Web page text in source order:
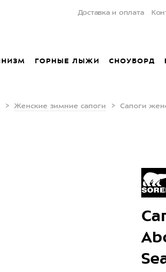
Доставка и оплата
ГОРНЫЕ ЛЫЖИ СНОУБОРД
Женские зимние сапоги Cапоги